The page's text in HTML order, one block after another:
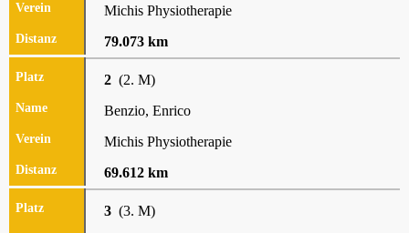
Michis Physiotherapie
79.073 km
2 (2. M)
Benzio, Enrico
Michis Physiotherapie
69.612 km
3 (3. M)